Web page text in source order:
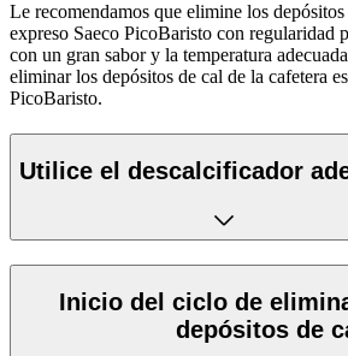
Le recomendamos que elimine los
expreso Saeco PicoBaristo con regularidad
con un gran sabor y la temperatura
eliminar los depósitos de cal de la cafetera
PicoBaristo.
Utilice el descalcificador
Inicio del ciclo de
depósitos de